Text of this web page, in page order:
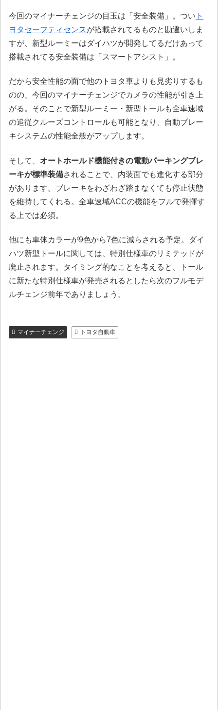
今回のマイナーチェンジの目玉は「安全装備」。つい ト
ヨタセーフティセンスが搭載されてるものと勘違いしま
すが、新型ルーミーはダイハツが開発してるだけあって
搭載されてる安全装備は「スマートアシスト」。
だから安全性能の面で他のトヨタ車よりも見劣りするも
のの、今回のマイナーチェンジでカメラの性能が引き上
がる。そのことで新型ルーミー・新型トールも全車速域
の追従クルーズコントロールも可能となり、自動ブレー
キシステムの性能全般がアップします。
そして、 オートホールド機能付きの電動パーキングブレ
ーキが標準装備されることで、内装面でも進化する部分
があります。ブレーキをわざわざ踏まなくても停止状態
を維持してくれる。全車速域ACCの機能をフルで発揮す
る上では必須。
他にも車体カラーが9色から7色に減らされる予定。ダイ
ハツ新型トールに関しては、特別仕様車のリミテッドが
廃止されます。タイミング的なことを考えると、トール
に新たな特別仕様車が発売されるとしたら次のフルモデ
ルチェンジ前年でありましょう。
マイナーチェンジ トヨタ自動車